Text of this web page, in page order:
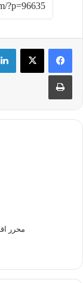
طباعة
محرر